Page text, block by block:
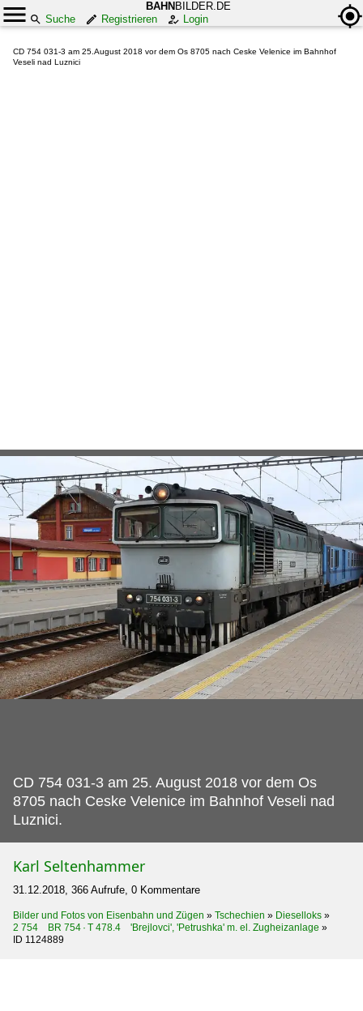
BAHN BILDER.DE
Suche
Registrieren Login
CD 754 031-3 am 25.August 2018 vor dem Os 8705 nach Ceske Velenice im Bahnhof
Veseli nad Luznici
CD 754 031-3 am 25. August 2018 vor dem Os
8705 nach Ceske Velenice im Bahnhof Veseli nad
Luznici.
Karl Seltenhammer
31.12.2018, 366 Aufrufe, 0 Kommentare
Bilder und Fotos von Eisenbahn und Zügen » Tschechien » Dieselloks »
2 754 BR 754 · T 478.4 'Brejlovci', 'Petrushka' m. el. Zugheizanlage »
ID 1124889